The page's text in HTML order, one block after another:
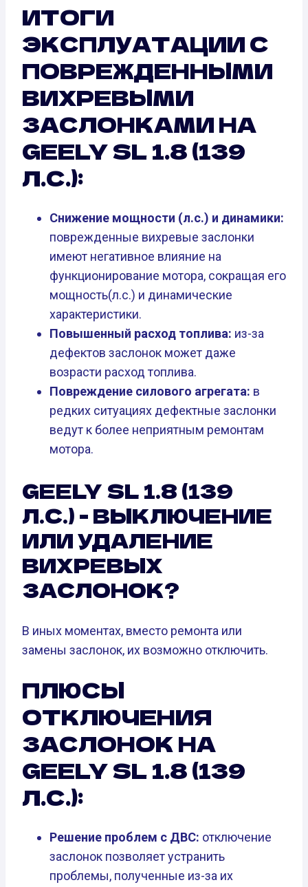
ИТОГИ
ЭКСПЛУАТАЦИИ С
ПОВРЕЖДЕННЫМИ
ВИХРЕВЫМИ
ЗАСЛОНКАМИ НА
GEELY SL 1.8 (139
Л.С.):
Снижение мощности (л.с.) и динамики:
поврежденные вихревые заслонки
имеют негативное влияние на
функционирование мотора, сокращая его
мощность(л.с.) и динамические
характеристики.
Повышенный расход топлива: из-за
дефектов заслонок может даже
возрасти расход топлива.
Повреждение силового агрегата: в
редких ситуациях дефектные заслонки
ведут к более неприятным ремонтам
мотора.
GEELY SL 1.8 (139
Л.С.) - ВЫКЛЮЧЕНИЕ
ИЛИ УДАЛЕНИЕ
ВИХРЕВЫХ
ЗАСЛОНОК?
В иных моментах, вместо ремонта или
замены заслонок, их возможно отключить.
ПЛЮСЫ
ОТКЛЮЧЕНИЯ
ЗАСЛОНОК НА
GEELY SL 1.8 (139
Л.С.):
Решение проблем с ДВС: отключение
заслонок позволяет устранить
проблемы, полученные из-за их